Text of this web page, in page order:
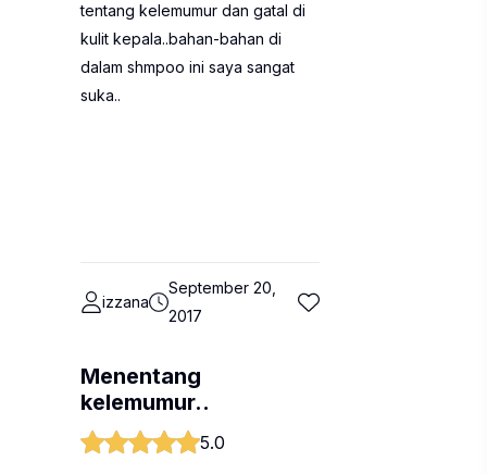
tentang kelemumur dan gatal di
kulit kepala..bahan-bahan di
dalam shmpoo ini saya sangat
suka..
izzana
September 20,
2017
Menentang
kelemumur..
5.0